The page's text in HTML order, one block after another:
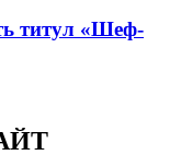
титул «Шеф-